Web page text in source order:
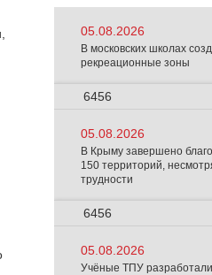
05.08.2026
В московских школах
рекреационные зоны
6456
05.08.2026
В Крыму завершено
150 территорий,
трудности
6456
05.08.2026
Учёные ТПУ разработали